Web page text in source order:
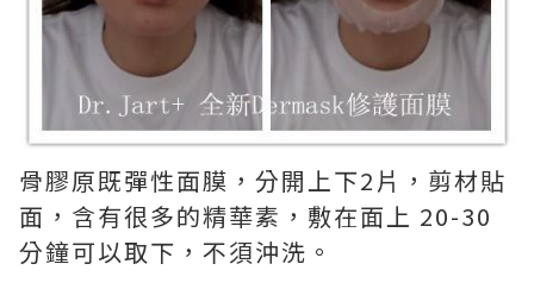
骨膠原既彈性面膜，分開上下2片，剪材貼
面，含有很多的精華素，敷在面上 20-30
分鐘可以取下，不須沖洗。